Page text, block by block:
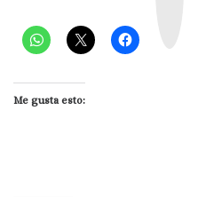
Me gusta esto: